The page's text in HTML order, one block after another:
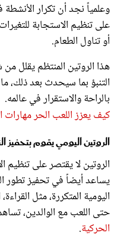
وعلمياً نجد أن تكرار
على تنظيم الاستجابة
أو تناول الطعام.
هذا الروتين المنتظم يقلل من
التنبؤ بما سيحدث بعد ذلك،
بالراحة والاستقرار في عالمه.
كيف يعزز اللعب الحر مهارات
الروتين اليومي يقوم بتحفيز
الروتين لا يقتصر على
يساعد أيضاً في تحفيز تطور
اليومية المتكررة، مثل
حتى اللعب مع الوالدين،
الحركية.